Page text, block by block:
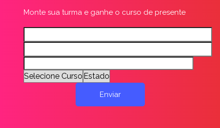
Monte sua turma e ganhe o curso de presente